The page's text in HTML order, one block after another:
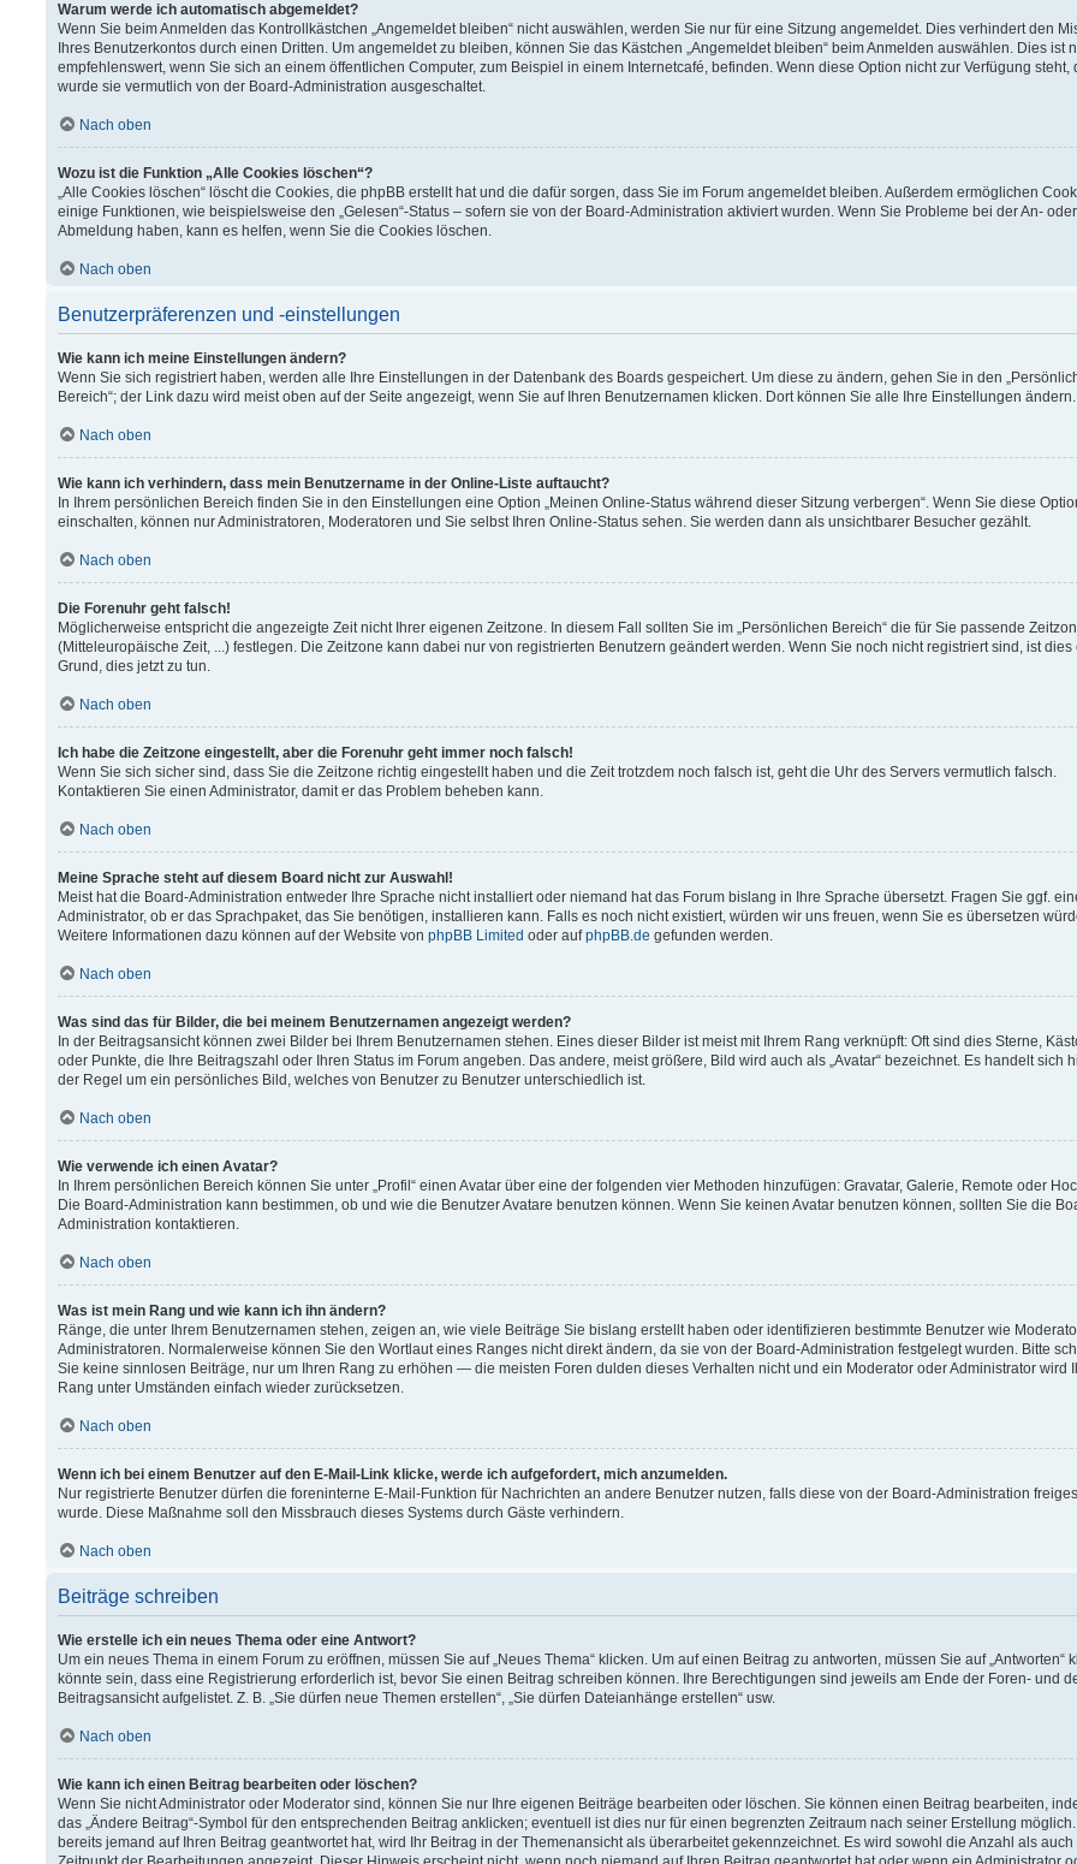
Warum werde ich automatisch abgemeldet?
Wenn Sie beim Anmelden das Kontrollkästchen „Angemeldet bleiben“ nicht auswählen, werden Sie nur für eine Sitzung angemeldet. Dies verhindert den
Ihres Benutzerkontos durch einen Dritten. Um angemeldet zu bleiben, können Sie das Kästchen „Angemeldet bleiben“ beim Anmelden auswählen. Dies ist
empfehlenswert, wenn Sie sich an einem öffentlichen Computer, zum Beispiel in einem Internetcafé, befinden. Wenn diese Option nicht zur Verfügung steht,
wurde sie vermutlich von der Board-Administration ausgeschaltet.
Nach oben
Wozu ist die Funktion „Alle Cookies löschen“?
„Alle Cookies löschen“ löscht die Cookies, die phpBB erstellt hat und die dafür sorgen, dass Sie im Forum angemeldet bleiben. Außerdem ermöglichen
einige Funktionen, wie beispielsweise den „Gelesen“-Status – sofern sie von der Board-Administration aktiviert wurden. Wenn Sie Probleme bei der An- oder
Abmeldung haben, kann es helfen, wenn Sie die Cookies löschen.
Nach oben
Benutzerpräferenzen und -einstellungen
Wie kann ich meine Einstellungen ändern?
Wenn Sie sich registriert haben, werden alle Ihre Einstellungen in der Datenbank des Boards gespeichert. Um diese zu ändern, gehen Sie in den
Bereich“; der Link dazu wird meist oben auf der Seite angezeigt, wenn Sie auf Ihren Benutzernamen klicken. Dort können Sie alle Ihre Einstellungen ändern.
Nach oben
Wie kann ich verhindern, dass mein Benutzername in der Online-Liste auftaucht?
In Ihrem persönlichen Bereich finden Sie in den Einstellungen eine Option „Meinen Online-Status während dieser Sitzung verbergen“. Wenn Sie diese
einschalten, können nur Administratoren, Moderatoren und Sie selbst Ihren Online-Status sehen. Sie werden dann als unsichtbarer Besucher gezählt.
Nach oben
Die Forenuhr geht falsch!
Möglicherweise entspricht die angezeigte Zeit nicht Ihrer eigenen Zeitzone. In diesem Fall sollten Sie im „Persönlichen Bereich“ die für Sie passende
(Mitteleuropäische Zeit, ...) festlegen. Die Zeitzone kann dabei nur von registrierten Benutzern geändert werden. Wenn Sie noch nicht registriert sind, ist dies
Grund, dies jetzt zu tun.
Nach oben
Ich habe die Zeitzone eingestellt, aber die Forenuhr geht immer noch falsch!
Wenn Sie sich sicher sind, dass Sie die Zeitzone richtig eingestellt haben und die Zeit trotzdem noch falsch ist, geht die Uhr des Servers vermutlich falsch.
Kontaktieren Sie einen Administrator, damit er das Problem beheben kann.
Nach oben
Meine Sprache steht auf diesem Board nicht zur Auswahl!
Meist hat die Board-Administration entweder Ihre Sprache nicht installiert oder niemand hat das Forum bislang in Ihre Sprache übersetzt. Fragen Sie ggf.
Administrator, ob er das Sprachpaket, das Sie benötigen, installieren kann. Falls es noch nicht existiert, würden wir uns freuen, wenn Sie es übersetzen
Weitere Informationen dazu können auf der Website von phpBB Limited oder aufphpBB.de gefunden werden.
Nach oben
Was sind das für Bilder, die bei meinem Benutzernamen angezeigt werden?
In der Beitragsansicht können zwei Bilder bei Ihrem Benutzernamen stehen. Eines dieser Bilder ist meist mit Ihrem Rang verknüpft: Oft sind dies Sterne,
oder Punkte, die Ihre Beitragszahl oder Ihren Status im Forum angeben. Das andere, meist größere, Bild wird auch als „Avatar“ bezeichnet. Es handelt sich
der Regel um ein persönliches Bild, welches von Benutzer zu Benutzer unterschiedlich ist.
Nach oben
Wie verwende ich einen Avatar?
In Ihrem persönlichen Bereich können Sie unter „Profil“ einen Avatar über eine der folgenden vier Methoden hinzufügen: Gravatar, Galerie, Remote oder
Die Board-Administration kann bestimmen, ob und wie die Benutzer Avatare benutzen können. Wenn Sie keinen Avatar benutzen können, sollten Sie die
Administration kontaktieren.
Nach oben
Was ist mein Rang und wie kann ich ihn ändern?
Ränge, die unter Ihrem Benutzernamen stehen, zeigen an, wie viele Beiträge Sie bislang erstellt haben oder identifizieren bestimmte Benutzer wie
Administratoren. Normalerweise können Sie den Wortlaut eines Ranges nicht direkt ändern, da sie von der Board-Administration festgelegt wurden. Bitte
Sie keine sinnlosen Beiträge, nur um Ihren Rang zu erhöhen — die meisten Foren dulden dieses Verhalten nicht und ein Moderator oder Administrator wird
Rang unter Umständen einfach wieder zurücksetzen.
Nach oben
Wenn ich bei einem Benutzer auf den E-Mail-Link klicke, werde ich aufgefordert, mich anzumelden.
Nur registrierte Benutzer dürfen die foreninterne E-Mail-Funktion für Nachrichten an andere Benutzer nutzen, falls diese von der Board-Administration
wurde. Diese Maßnahme soll den Missbrauch dieses Systems durch Gäste verhindern.
Nach oben
Beiträge schreiben
Wie erstelle ich ein neues Thema oder eine Antwort?
Um ein neues Thema in einem Forum zu eröffnen, müssen Sie auf „Neues Thema“ klicken. Um auf einen Beitrag zu antworten, müssen Sie auf „Antworten“
könnte sein, dass eine Registrierung erforderlich ist, bevor Sie einen Beitrag schreiben können. Ihre Berechtigungen sind jeweils am Ende der Foren- und
Beitragsansicht aufgelistet. Z. B. „Sie dürfen neue Themen erstellen“, „Sie dürfen Dateianhänge erstellen“ usw.
Nach oben
Wie kann ich einen Beitrag bearbeiten oder löschen?
Wenn Sie nicht Administrator oder Moderator sind, können Sie nur Ihre eigenen Beiträge bearbeiten oder löschen. Sie können einen Beitrag bearbeiten,
das „Ändere Beitrag“-Symbol für den entsprechenden Beitrag anklicken; eventuell ist dies nur für einen begrenzten Zeitraum nach seiner Erstellung
bereits jemand auf Ihren Beitrag geantwortet hat, wird Ihr Beitrag in der Themenansicht als überarbeitet gekennzeichnet. Es wird sowohl die Anzahl als auch